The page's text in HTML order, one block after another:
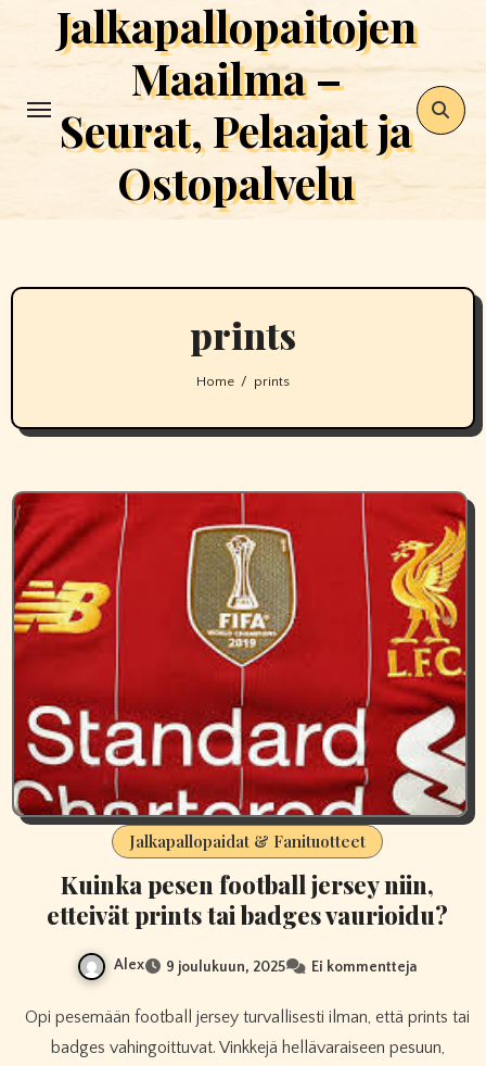
Jalkapallopaitojen
Maailma –
Seurat, Pelaajat ja
Ostopalvelu
prints
Home prints
Jalkapallopaidat & Fanituotteet
Kuinka pesen football jersey niin,
etteivät prints tai badges vaurioidu?
Alex 9 joulukuun, 2025 Ei kommentteja
Opi pesemään football jersey turvallisesti ilman, että prints tai
badges vahingoittuvat. Vinkkejä hellävaraiseen pesuun,